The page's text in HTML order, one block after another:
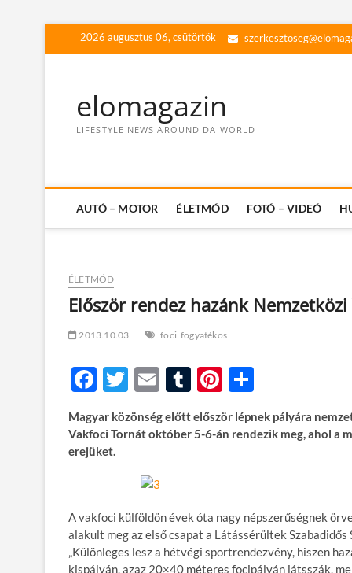
2026 augusztus 06, csütörtök
elomagazin
LIFESTYLE NEWS AROUND DA WORLD
AUTÓ – MOTOR ÉLETMÓD FOTÓ – VIDEÓ
ÉLETMÓD
Először rendez hazánk
2013.10.03. foci fogyatékos
F
ac
e
b
o
k
T
w
itt
E
m
ail
T
u
m
Pi
nt
er
ss
za
g
Magyar közönség előtt először lépnek pályára
Vakfoci Tornát október 5-6-án rendezik meg, ahol a
erejüket.
A vakfoci külföldön évek óta nagy népszerűségnek
alakult meg az első csapat a Látássérültek Szabadidős
„Különleges lesz a hétvégi sportrendezvény, hiszen
kispályán, azaz 20×40 méteres focipályán játsszák,